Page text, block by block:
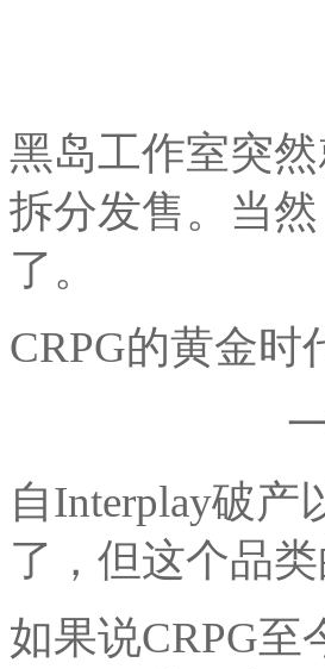
黑岛工作室突
拆分发售。当
了。
CRPG的黄金
自Interplay破产
了，但这个品
如果说CRPG